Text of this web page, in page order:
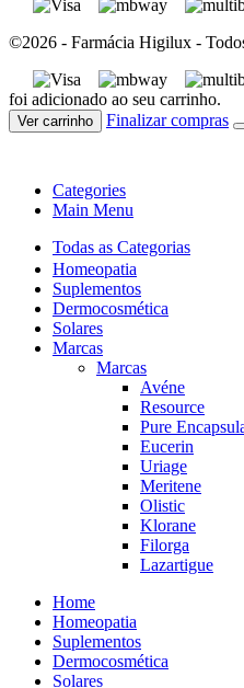
©2026 - Farmácia Higilux -
foi adicionado ao seu carrinho.
Ver carrinho Finalizar compras
Categories
Main Menu
Todas as Categorias
Homeopatia
Suplementos
Dermocosmética
Solares
Marcas
Marcas
Avéne
Resource
Pure
Eucerin
Uriage
Meritene
Olistic
Klorane
Filorga
Lazartigue
Home
Homeopatia
Suplementos
Dermocosmética
Solares